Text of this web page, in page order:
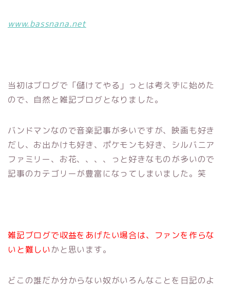
www.bassnana.net
当初はブログで「儲けてやる」っとは考えずに始めた
ので、自然と雑記ブログとなりました。
バンドマンなので音楽記事が多いですが、映画も好き
だし、お出かけも好き、ポケモンも好き、シルバニア
ファミリー、お花、、、、っと好きなものが多いので
記事のカテゴリーが豊富になってしまいました。笑
雑記ブログで収益をあげたい場合は、ファンを作らな
いと難しいかと思います。
どこの誰だか分からない奴がいろんなことを日記のよ